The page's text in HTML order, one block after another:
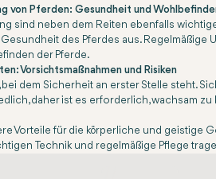
von Pferden: Gesundheit und
sind neben dem Reiten ebenfalls
des Pferdes aus.
der Pferde.
Vorsichtsmaßnahmen und Risiken
bei dem Sicherheit an erster Stelle steht.
daher ist es erforderlich, wachsam
Vorteile für die körperliche und geistige
Technik und regelmäßige Pflege